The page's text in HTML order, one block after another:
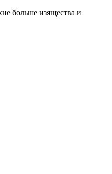
больше изящества и